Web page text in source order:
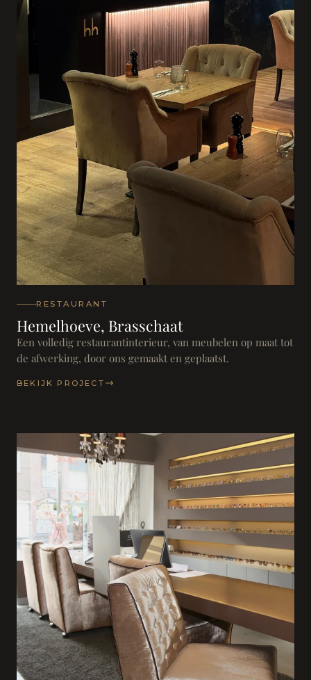
RESTAURANT
Hemelhoeve, Brasschaat
Een volledig restaurantinterieur, van meubelen op maat tot
de afwerking, door ons gemaakt en geplaatst.
BEKIJK PROJECT